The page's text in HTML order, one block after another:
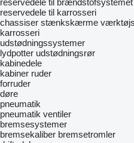
reservedele til brændstofsystemet
reservedele til karrosseri
chassiser stænkskærme
karrosseri
udstødningssystemer
lydpotter udstødningsrør
kabinedele
kabiner ruder
forruder
døre
pneumatik
pneumatik ventiler
bremsesystemer
bremsekaliber bremsetromler